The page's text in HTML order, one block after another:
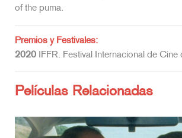
of the puma.
Premios y Festivales:
2020 IFFR. Festival Internacional de Cine
Películas Relacionadas